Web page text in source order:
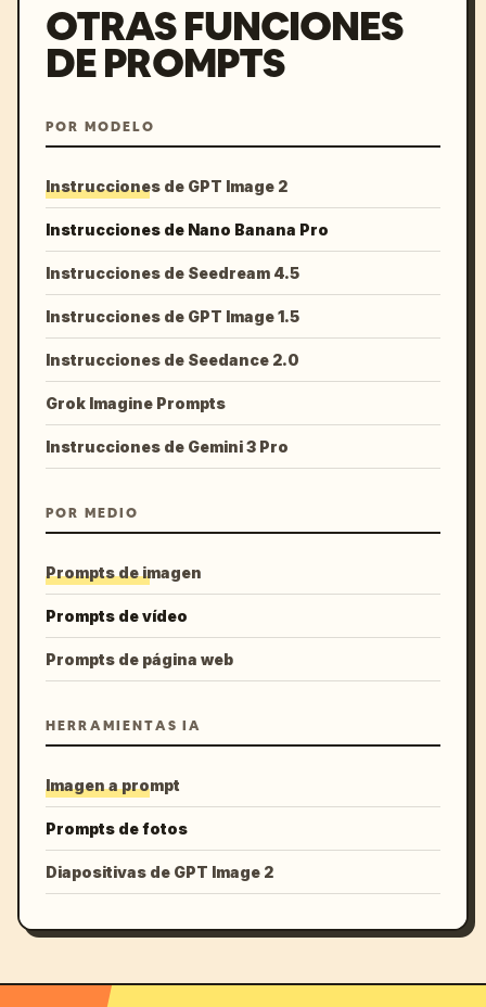
OTRAS FUNCIONES
DE PROMPTS
POR MODELO
Instrucciones de GPT Image 2
Instrucciones de Nano Banana Pro
Instrucciones de Seedream 4.5
Instrucciones de GPT Image 1.5
Instrucciones de Seedance 2.0
Grok Imagine Prompts
Instrucciones de Gemini 3 Pro
POR MEDIO
Prompts de imagen
Prompts de vídeo
Prompts de página web
HERRAMIENTAS IA
Imagen a prompt
Prompts de fotos
Diapositivas de GPT Image 2